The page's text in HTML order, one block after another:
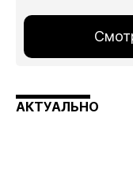
АКТУАЛЬНО